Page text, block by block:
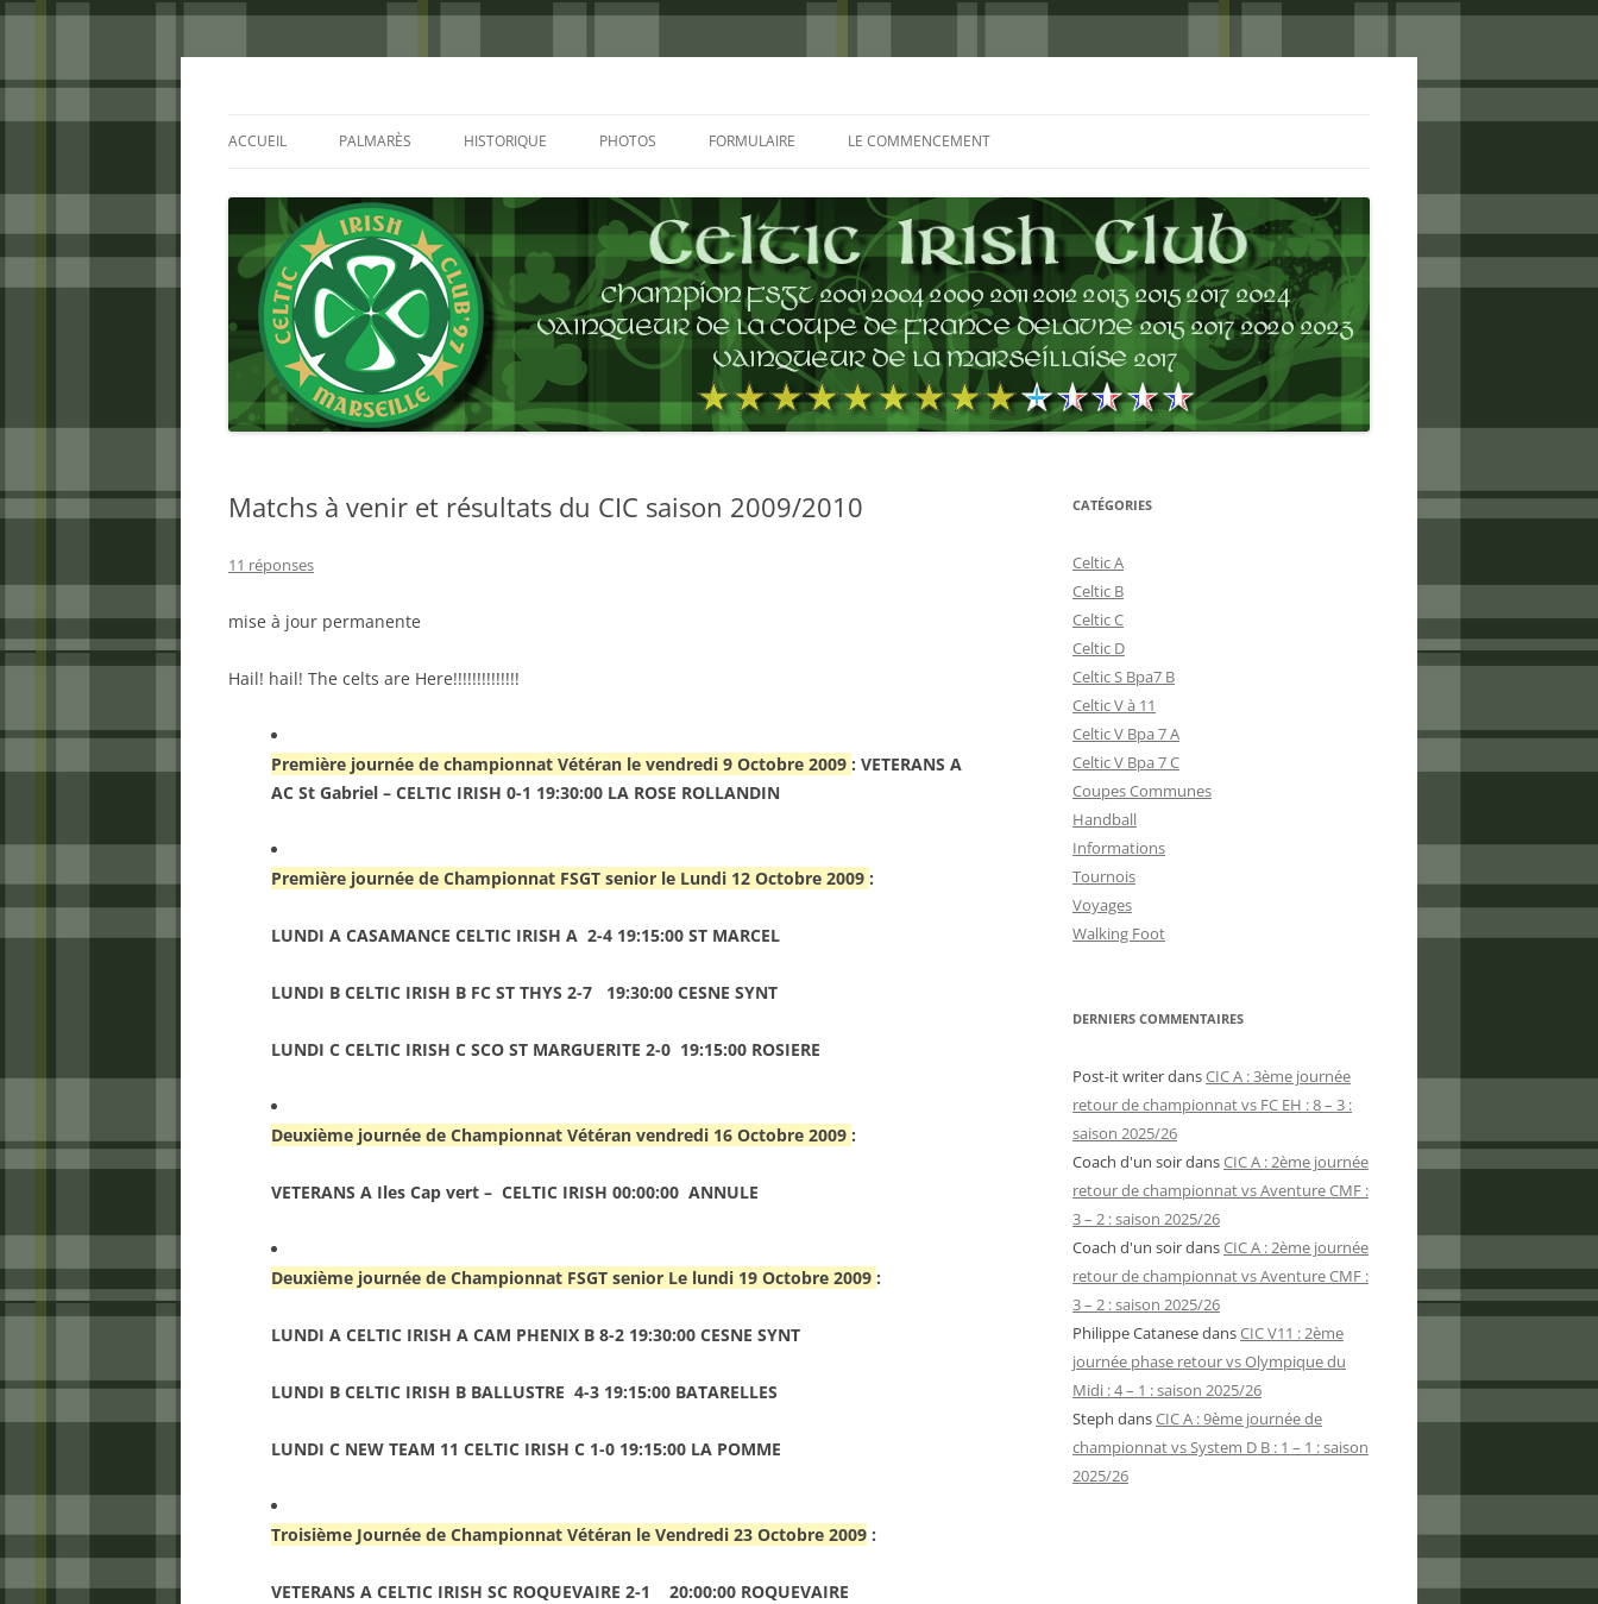
Aller
ACCUEIL PALMARÈS HISTORIQUE PHOTOS
GLASGOW 2002
CHARLIE & THE BHOYS 2006
PRAGUE 2006
NICE 2008
FORMULAIRE LE COMMENCEMENT
Matchs à venir et résultats du CIC saison 2009/2010
11 réponses
mise à jour permanente
Hail! hail! The celts are Here!!!!!!!!!!!!!!
Première journée de championnat Vétéran le vendredi 9 Octobre 2009 : VETERANS A
AC St Gabriel – CELTIC IRISH 0-1 19:30:00 LA ROSE ROLLANDIN
Première journée de Championnat FSGT senior le Lundi 12 Octobre 2009 :
LUNDI A CASAMANCE CELTIC IRISH A 2-4 19:15:00 ST MARCEL
LUNDI B CELTIC IRISH B FC ST THYS 2-7 19:30:00 CESNE SYNT
LUNDI C CELTIC IRISH C SCO ST MARGUERITE 2-0 19:15:00 ROSIERE
Deuxième journée de Championnat Vétéran vendredi 16 Octobre 2009 :
VETERANS A Iles Cap vert – CELTIC IRISH 00:00:00 ANNULE
Deuxième journée de Championnat FSGT senior Le lundi 19 Octobre 2009 :
LUNDI A CELTIC IRISH A CAM PHENIX B 8-2 19:30:00 CESNE SYNT
LUNDI B CELTIC IRISH B BALLUSTRE 4-3 19:15:00 BATARELLES
LUNDI C NEW TEAM 11 CELTIC IRISH C 1-0 19:15:00 LA POMME
Troisième Journée de Championnat Vétéran le Vendredi 23 Octobre 2009 :
VETERANS A CELTIC IRISH SC ROQUEVAIRE 2-1 20:00:00 ROQUEVAIRE
CATÉGORIES
Celtic A
Celtic B
Celtic C
Celtic D
Celtic S Bpa7 B
Celtic V à 11
Celtic V Bpa 7 A
Celtic V Bpa 7 C
Coupes Communes
Handball
Informations
Tournois
Voyages
Walking Foot
DERNIERS COMMENTAIRES
Post-it writerdansCIC A : 3ème journée
retour de championnat vs FC EH : 8 – 3 :
saison 2025/26
Coach d'un soirdansCIC A : 2ème journée
retour de championnat vs Aventure CMF :
3 – 2 : saison 2025/26
Coach d'un soirdansCIC A : 2ème journée
retour de championnat vs Aventure CMF :
3 – 2 : saison 2025/26
Philippe CatanesedansCIC V11 : 2ème
journée phase retour vs Olympique du
Midi : 4 – 1 : saison 2025/26
Steph dansCIC A : 9ème journée de
championnat vs System D B : 1 – 1 : saison
2025/26